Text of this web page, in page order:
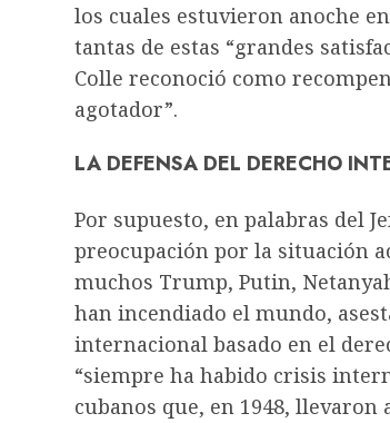
los cuales estuvieron anoche
tantas de estas “grandes
Colle reconoció como
agotador”.
LA DEFENSA DEL DERECHO
Por supuesto, en palabras del
preocupación por la situación
muchos Trump, Putin,
han incendiado el mundo,
internacional basado en el
“siempre ha habido crisis
cubanos que, en 1948,